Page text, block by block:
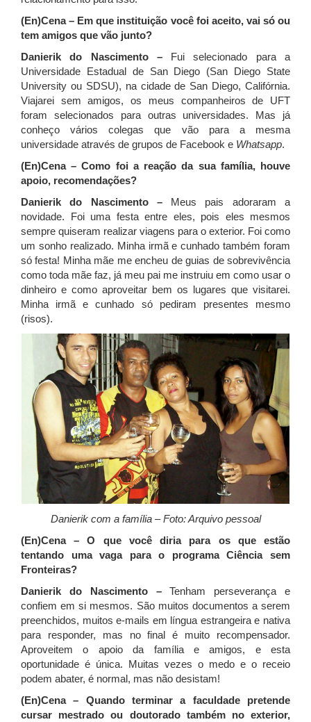
(En)Cena – Em que instituição você foi aceito, vai só ou
tem amigos que vão junto?
Danierik do Nascimento – Fui selecionado para a
Universidade Estadual de San Diego (San Diego State
University ou SDSU), na cidade de San Diego, Califórnia.
Viajarei sem amigos, os meus companheiros de UFT
foram selecionados para outras universidades. Mas já
conheço vários colegas que vão para a mesma
universidade através de grupos de Facebook e Whatsapp.
(En)Cena – Como foi a reação da sua família, houve
apoio, recomendações?
Danierik do Nascimento – Meus pais adoraram a
novidade. Foi uma festa entre eles, pois eles mesmos
sempre quiseram realizar viagens para o exterior. Foi como
um sonho realizado. Minha irmã e cunhado também foram
só festa! Minha mãe me encheu de guias de sobrevivência
como toda mãe faz, já meu pai me instruiu em como usar o
dinheiro e como aproveitar bem os lugares que visitarei.
Minha irmã e cunhado só pediram presentes mesmo
(risos).
Danierik com a família – Foto: Arquivo pessoal
(En)Cena – O que você diria para os que estão
tentando uma vaga para o programa Ciência sem
Fronteiras?
Danierik do Nascimento –Tenham perseverança e
confiem em si mesmos. São muitos documentos a serem
preenchidos, muitos e-mails em língua estrangeira e nativa
para responder, mas no final é muito recompensador.
Aproveitem o apoio da família e amigos, e esta
oportunidade é única. Muitas vezes o medo e o receio
podem abater, é normal, mas não desistam!
(En)Cena – Quando terminar a faculdade pretende
cursar mestrado ou doutorado também no exterior,